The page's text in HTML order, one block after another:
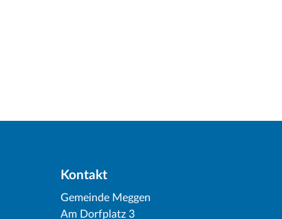
Kontakt
Gemeinde Meggen
Am Dorfplatz 3